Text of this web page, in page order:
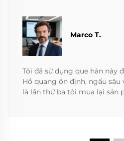
Marco T.
Tôi đã sử dụng que hàn này
Hồ quang ổn định, ngấu
là lần thứ ba tôi mua lại sản